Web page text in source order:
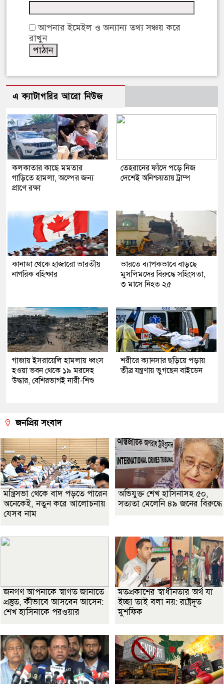
আপনার ইমেইল ও অন্যান্য তথ্য সঞ্চয় করে
রাখুন
এ ক্যাটাগরির আরো নিউজ
কলকাতার কাছে মমতার
গাড়িতে হামলা, অল্পের জন্য
প্রাণে রক্ষা
তেহরানের ফাঁদে পড়ে নিজ
দেশেই অনিশ্চয়তায় ট্রাম্প
কানাডা থেকে হাজারো ভারতীয়
নাগরিক বহিষ্কার
ভারতে ব্যাপকভাবে বাড়ছে
মুসলিমদের বিরুদ্ধে সহিংসতা,
৩ মাসে নিহত ২৫
গাজায় ইসরায়েলি হামলায় ধ্বংস
হওয়া ভবন থেকে ১৯ মরদেহ
উদ্ধার, বেশিরভাগই নারী-শিশু
শরীরে ক্যানসার ছড়িয়ে পড়ায়
তীব্র যন্ত্রণায় ভুগছেন বাইডেন
জনপ্রিয় সংবাদ
মন্ত্রিসভা থেকে বাদ পড়তে পারেন
অনেকেই, নতুন করে আলোচনায়
যেসব নাম
অভিযুক্ত শেখ হাসিনাসহ ৫০,
সত্যতা মেলেনি ৪৯ জনের বিরুদ্ধে
জনগণ আপনাকে স্বাগত জানাতে
প্রস্তুত, কীভাবে আসবেন আসেন:
শেখ হাসিনাকে পরওয়ার
মতপ্রকাশের স্বাধীনতার অর্থ যা
ইচ্ছা তাই বলা নয়: রাষ্ট্রদূত
মুশফিক